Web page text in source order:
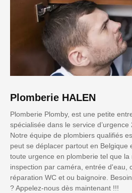
Plomberie HALEN
Plomberie Plomby, est une petite
spécialisée dans le service
Notre équipe de plombiers qualifiés
peut se déplacer partout en Belgique
toute urgence en plomberie tel que
inspection par caméra, entrée d'eau,
réparation WC et ou baignoire.
? Appelez-nous dès maintenant !!!